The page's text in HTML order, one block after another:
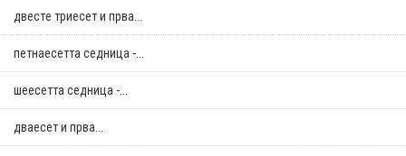
двестe триесет и прва...
петнаесетта седница -...
шеесетта седница -...
дваесет и прва...